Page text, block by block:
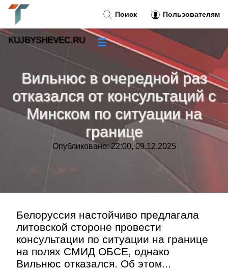
Вильнюс в очередной раз
отказался от консультаций с
Минском по ситуации на
границе
Опубликовано: 22:00, 09.12.2025
Белоруссия настойчиво предлагала
литовской стороне провести
консультации по ситуации на границе
на полях СМИД ОБСЕ, однако
Вильнюс отказался. Об этом...
Поиск Пользователям
KUJBYSHEVEC.RU ☰
Новости
Тренды новостей»
Рубрики»
»